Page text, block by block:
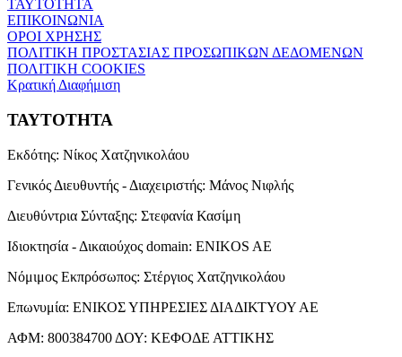
ΤΑΥΤΟΤΗΤΑ
ΕΠΙΚΟΙΝΩΝΙΑ
ΟΡΟΙ ΧΡΗΣΗΣ
ΠΟΛΙΤΙΚΗ ΠΡΟΣΤΑΣΙΑΣ ΠΡΟΣΩΠΙΚΩΝ ΔΕΔΟΜΕΝΩΝ
ΠΟΛΙΤΙΚΗ COOKIES
Κρατική Διαφήμιση
ΤΑΥΤΟΤΗΤΑ
Εκδότης: Νίκος Χατζηνικολάου
Γενικός Διευθυντής - Διαχειριστής: Μάνος Νιφλής
Διευθύντρια Σύνταξης: Στεφανία Κασίμη
Ιδιοκτησία - Δικαιούχος domain: ENIKOS AE
Νόμιμος Εκπρόσωπος: Στέργιος Χατζηνικολάου
Επωνυμία: ΕΝΙΚΟΣ ΥΠΗΡΕΣΙΕΣ ΔΙΑΔΙΚΤΥΟΥ ΑΕ
ΑΦΜ: 800384700 ΔΟΥ: ΚΕΦΟΔΕ ΑΤΤΙΚΗΣ